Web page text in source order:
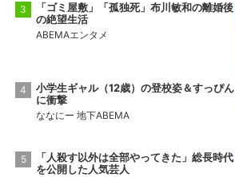
「ゴミ屋敷」「孤独死」布川敏和の離婚後
の絶望生活
ABEMAエンタメ
小学生ギャル（12歳）の登校姿＆すっぴん
に衝撃
ななにー 地下ABEMA
「人殺す以外は全部やってきた」総長時代
を公開した人気芸人